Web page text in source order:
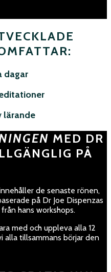
dagar
lärande
MED DR
PÅ
de senaste rönen,
på Dr Joe Dispenzas
hans workshops.
med och uppleva alla 12
alla tillsammans börjar den